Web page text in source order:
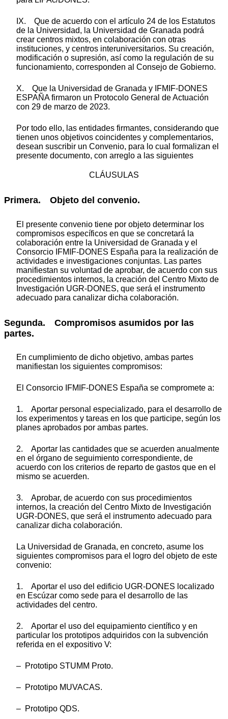
IX. Que de acuerdo con el artículo 24 de los Estatutos
de la Universidad, la Universidad de Granada podrá
crear centros mixtos, en colaboración con otras
instituciones, y centros interuniversitarios. Su creación,
modificación o supresión, así como la regulación de su
funcionamiento, corresponden al Consejo de Gobierno.
X. Que la Universidad de Granada y IFMIF-DONES
ESPAÑA firmaron un Protocolo General de Actuación
con 29 de marzo de 2023.
Por todo ello, las entidades firmantes, considerando que
tienen unos objetivos coincidentes y complementarios,
desean suscribir un Convenio, para lo cual formalizan el
presente documento, con arreglo a las siguientes
CLÁUSULAS
Primera. Objeto del convenio.
El presente convenio tiene por objeto determinar los
compromisos específicos en que se concretará la
colaboración entre la Universidad de Granada y el
Consorcio IFMIF-DONES España para la realización de
actividades e investigaciones conjuntas. Las partes
manifiestan su voluntad de aprobar, de acuerdo con sus
procedimientos internos, la creación del Centro Mixto de
Investigación UGR-DONES, que será el instrumento
adecuado para canalizar dicha colaboración.
Segunda. Compromisos asumidos por las
partes.
En cumplimiento de dicho objetivo, ambas partes
manifiestan los siguientes compromisos:
El Consorcio IFMIF-DONES España se compromete a:
1. Aportar personal especializado, para el desarrollo de
los experimentos y tareas en los que participe, según los
planes aprobados por ambas partes.
2. Aportar las cantidades que se acuerden anualmente
en el órgano de seguimiento correspondiente, de
acuerdo con los criterios de reparto de gastos que en el
mismo se acuerden.
3. Aprobar, de acuerdo con sus procedimientos
internos, la creación del Centro Mixto de Investigación
UGR-DONES, que será el instrumento adecuado para
canalizar dicha colaboración.
La Universidad de Granada, en concreto, asume los
siguientes compromisos para el logro del objeto de este
convenio:
1. Aportar el uso del edificio UGR-DONES localizado
en Escúzar como sede para el desarrollo de las
actividades del centro.
2. Aportar el uso del equipamiento científico y en
particular los prototipos adquiridos con la subvención
referida en el expositivo V:
– Prototipo STUMM Proto.
– Prototipo MUVACAS.
– Prototipo QDS.